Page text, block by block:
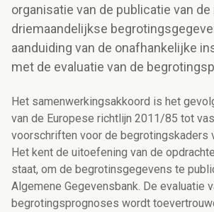
organisatie van de publicatie van
driemaandelijkse
aanduiding van de onafhankelijke
met de evaluatie van de
Het samenwerkingsakkoord is het
van de Europese richtlijn 2011/85 tot
voorschriften voor de begrotingskaders
Het kent de uitoefening van de
staat, om de begrotinsgegevens te
Algemene Gegevensbank. De evaluatie
begrotingsprognoses wordt